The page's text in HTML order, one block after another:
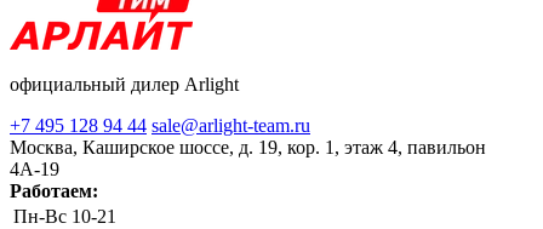
официальный дилер Arlight
+7 495 128 94 44 sale@arlight-team.ru
Москва, Каширское шоссе, д. 19, кор. 1, этаж 4, павильон
4А-19
Работаем:
Пн-Вс 10-21